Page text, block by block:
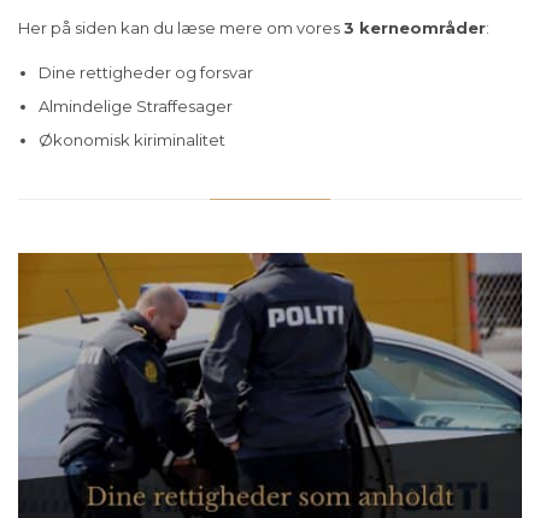
Her på siden kan du læse mere om vores3 kerneområder:
Dine rettigheder og forsvar
Almindelige Straffesager
Økonomisk kiriminalitet